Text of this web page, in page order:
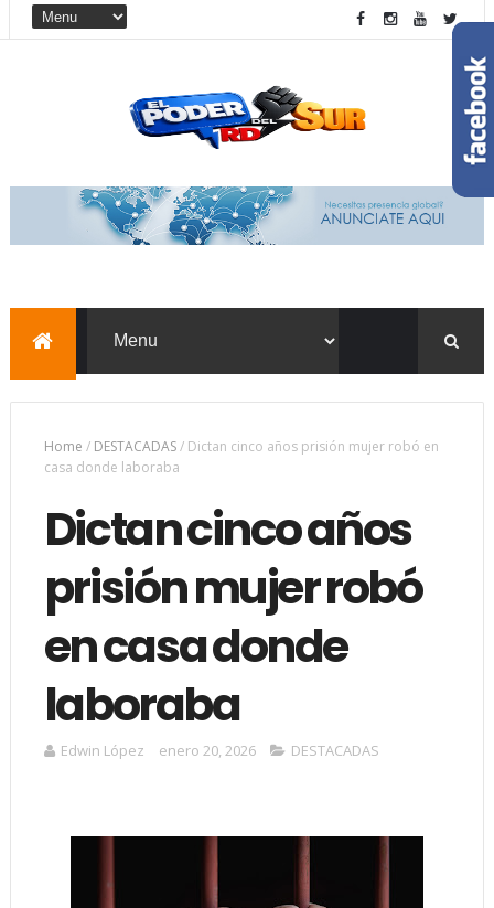
Home / DESTACADAS/ Dictan cinco años prisión mujer robó en
casa donde laboraba
Dictan cinco años
prisión mujer robó
en casa donde
laboraba
Edwin López enero 20, 2026 DESTACADAS